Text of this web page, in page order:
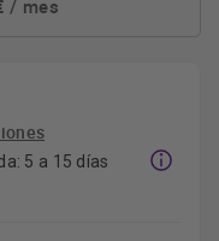
/ mes
5 a 15 días